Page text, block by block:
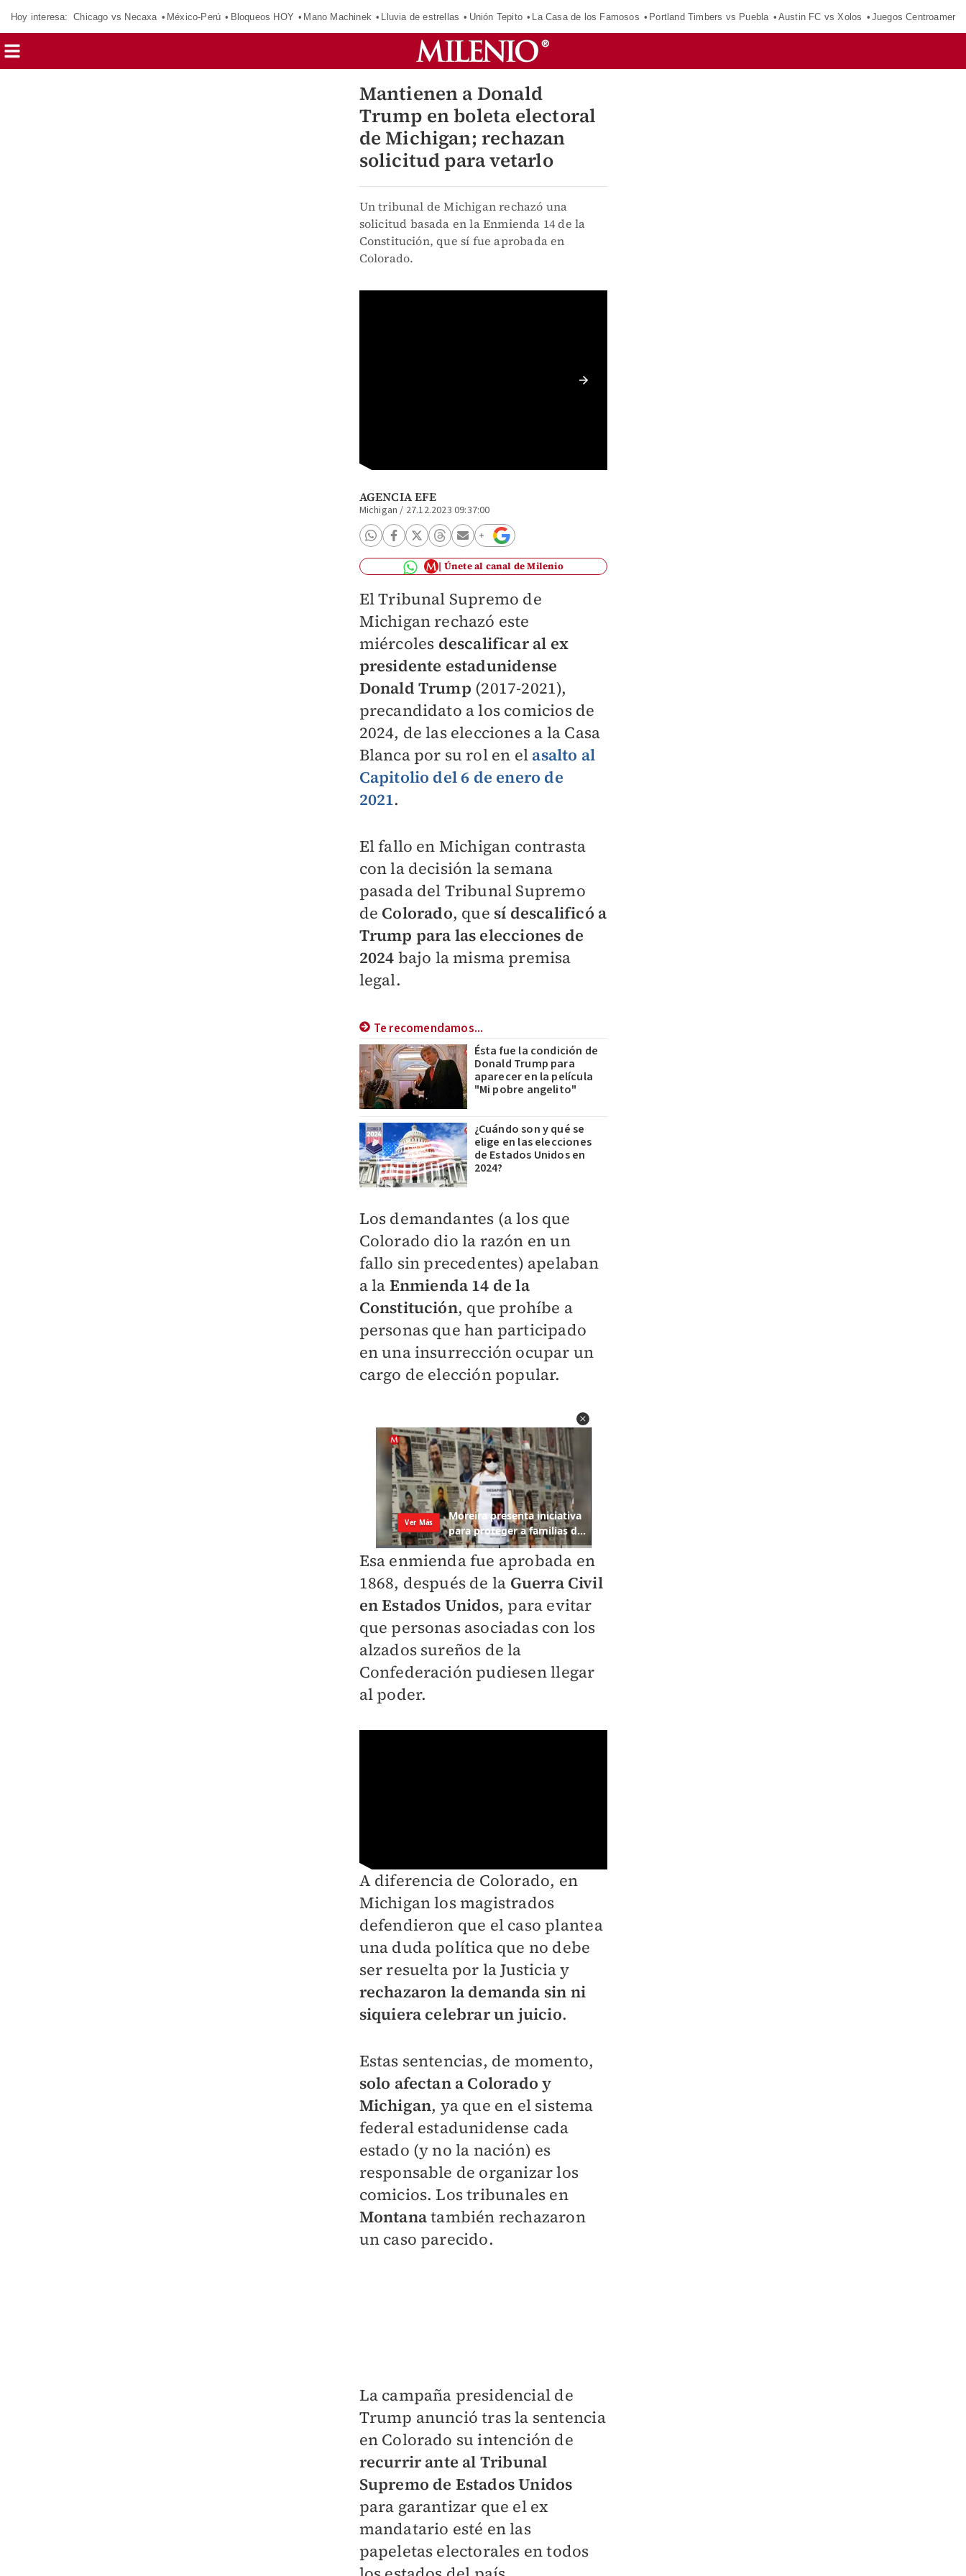
Hoy interesa: Chicago vs Necaxa México-Perú Bloqueos HOY Mano Machinek Lluvia de estrellas Unión Tepito La Casa de los Famosos Portland Timbers vs Puebla Austin FC vs Xolos Juegos
Mantienen a Donald
Trump en boleta electoral
de Michigan; rechazan
solicitud para vetarlo
Un tribunal de Michigan rechazó una
solicitud basada en la Enmienda 14 de la
Constitución, que sí fue aprobada en
Colorado.
AGENCIA EFE
Michigan / 27.12.2023 09:37:00
Únete al canal de Milenio
El Tribunal Supremo de
Michigan rechazó este
miércoles descalificar al ex
presidente estadunidense
Donald Trump (2017-2021),
precandidato a los comicios de
2024, de las elecciones a la Casa
Blanca por su rol en el asalto al
Capitolio del 6 de enero de
2021.
El fallo en Michigan contrasta
con la decisión la semana
pasada del Tribunal Supremo
de Colorado, que sí descalificó a
Trump para las elecciones de
2024 bajo la misma premisa
legal.
Te recomendamos...
Ésta fue la condición de
Donald Trump para
aparecer en la película
"Mi pobre angelito"
¿Cuándo son y qué se
elige en las elecciones
de Estados Unidos en
2024?
Los demandantes (a los que
Colorado dio la razón en un
fallo sin precedentes) apelaban
a la Enmienda 14 de la
Constitución, que prohíbe a
personas que han participado
en una insurrección ocupar un
cargo de elección popular.
Esa enmienda fue aprobada en
1868, después de la Guerra Civil
en Estados Unidos, para evitar
que personas asociadas con los
alzados sureños de la
Confederación pudiesen llegar
al poder.
A diferencia de Colorado, en
Michigan los magistrados
defendieron que el caso plantea
una duda política que no debe
ser resuelta por la Justicia y
rechazaron la demanda sin ni
siquiera celebrar un juicio.
Estas sentencias, de momento,
solo afectan a Colorado y
Michigan, ya que en el sistema
federal estadunidense cada
estado (y no la nación) es
responsable de organizar los
comicios. Los tribunales en
Montanatambién rechazaron
un caso parecido.
La campaña presidencial de
Trump anunció tras la sentencia
en Colorado su intención de
recurrir ante al Tribunal
Supremo de Estados Unidos
para garantizar que el ex
mandatario esté en las
papeletas electorales en todos